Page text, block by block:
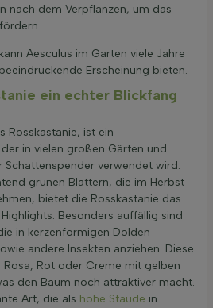
nach dem Verpflanzen, um das
Aesculus im Garten viele Jahre
Erscheinung bieten.
ein echter Blickfang
Rosskastanie, ist ein
in vielen großen Gärten und
Schattenspender verwendet wird.
grünen Blättern, die im Herbst
bietet die Rosskastanie das
Besonders auffällig sind
in kerzenförmigen Dolden
andere Insekten anziehen. Diese
Rot oder Creme mit gelben
den Baum noch attraktiver macht.
Art, die als hohe Staude in